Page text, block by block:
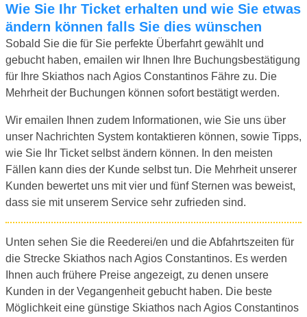
Wie Sie Ihr Ticket erhalten und wie Sie etwas
ändern können falls Sie dies wünschen
Sobald Sie die für Sie perfekte Überfahrt gewählt und
gebucht haben, emailen wir Ihnen Ihre Buchungsbestätigung
für Ihre Skiathos nach Agios Constantinos Fähre zu. Die
Mehrheit der Buchungen können sofort bestätigt werden.
Wir emailen Ihnen zudem Informationen, wie Sie uns über
unser Nachrichten System kontaktieren können, sowie Tipps,
wie Sie Ihr Ticket selbst ändern können. In den meisten
Fällen kann dies der Kunde selbst tun. Die Mehrheit unserer
Kunden bewertet uns mit vier und fünf Sternen was beweist,
dass sie mit unserem Service sehr zufrieden sind.
Unten sehen Sie die Reederei/en und die Abfahrtszeiten für
die Strecke Skiathos nach Agios Constantinos. Es werden
Ihnen auch frühere Preise angezeigt, zu denen unsere
Kunden in der Vegangenheit gebucht haben. Die beste
Möglichkeit eine günstige Skiathos nach Agios Constantinos